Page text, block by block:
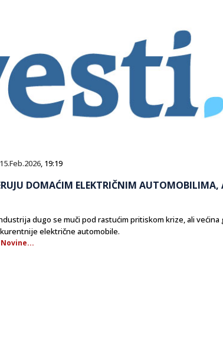
15.Feb.2026, 19:19
DOMAĆIM ELEKTRIČNIM AUTOMOBILIMA,
dugo se muči pod rastućim pritiskom krize, ali većina
električne automobile.